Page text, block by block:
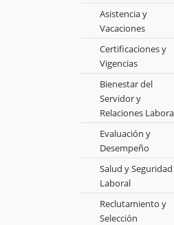
Asistencia y
Vacaciones
Certificaciones y
Vigencias
Bienestar del
Servidor y
Relaciones
Evaluación y
Desempeño
Salud y Seguridad
Laboral
Reclutamiento y
Selección